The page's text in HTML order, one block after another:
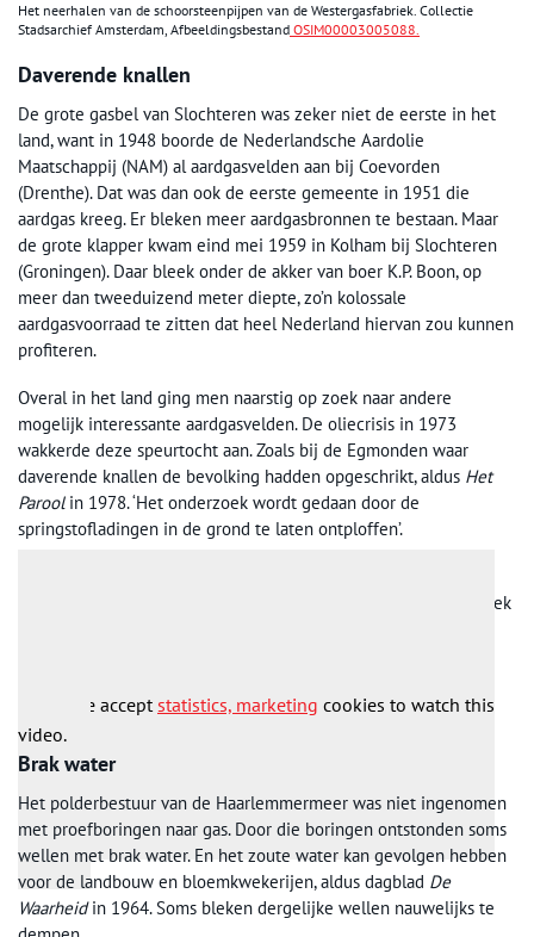
Het neerhalen van de schoorsteenpijpen van de Westergasfabriek. Collectie
Stadsarchief Amsterdam, Afbeeldingsbestand OSIM00003005088.
Daverende knallen
De grote gasbel van Slochteren was zeker niet de eerste in het
land, want in 1948 boorde de Nederlandsche Aardolie
Maatschappij (NAM) al aardgasvelden aan bij Coevorden
(Drenthe). Dat was dan ook de eerste gemeente in 1951 die
aardgas kreeg. Er bleken meer aardgasbronnen te bestaan. Maar
de grote klapper kwam eind mei 1959 in Kolham bij Slochteren
(Groningen). Daar bleek onder de akker van boer K.P. Boon, op
meer dan tweeduizend meter diepte, zo’n kolossale
aardgasvoorraad te zitten dat heel Nederland hiervan zou kunnen
profiteren.
Overal in het land ging men naarstig op zoek naar andere
mogelijk interessante aardgasvelden. De oliecrisis in 1973
wakkerde deze speurtocht aan. Zoals bij de Egmonden waar
daverende knallen de bevolking hadden opgeschrikt, aldus Het
Paroolin 1978. ‘Het onderzoek wordt gedaan door de
springstofladingen in de grond te laten ontploffen’.
Staatsboswachterij Schoorl wilde men weer seismisch onderzoek
Please acceptstatistics, marketing cookies to watch this
video.
Brak water
Het polderbestuur van de Haarlemmermeer was niet ingenomen
met proefboringen naar gas. Door die boringen ontstonden soms
wellen met brak water. En het zoute water kan gevolgen hebben
voor de landbouw en bloemkwekerijen, aldus dagblad De
Waarheidin 1964. Soms bleken dergelijke wellen nauwelijks te